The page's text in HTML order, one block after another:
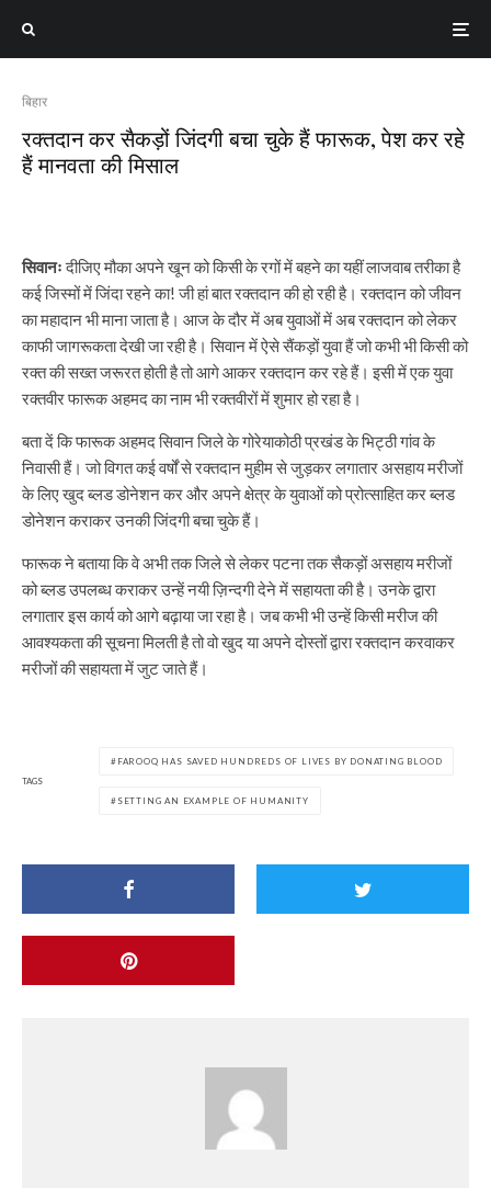
बिहार
रक्तदान कर सैकड़ों जिंदगी बचा चुके हैं फारूक, पेश कर रहे
हैं मानवता की मिसाल
सिवानःदीजिए मौका अपने खून को किसी के रगों में बहने का यहीं लाजवाब तरीका है
कई जिस्मों में जिंदा रहने का! जी हां बात रक्तदान की हो रही है। रक्तदान को जीवन
का महादान भी माना जाता है। आज के दौर में अब युवाओं में अब रक्तदान को लेकर
काफी जागरूकता देखी जा रही है। सिवान में ऐसे सैंकड़ों युवा हैं जो कभी भी किसी को
रक्त की सख्त जरूरत होती है तो आगे आकर रक्तदान कर रहे हैं। इसी में एक युवा
रक्तवीर फारूक अहमद का नाम भी रक्तवीरों में शुमार हो रहा है।
बता दें कि फारूक अहमद सिवान जिले के गोरेयाकोठी प्रखंड के भिट्ठी गांव के
निवासी हैं। जो विगत कई वर्षों से रक्तदान मुहीम से जुड़कर लगातार असहाय मरीजों
के लिए खुद ब्लड डोनेशन कर और अपने क्षेत्र के युवाओं को प्रोत्साहित कर ब्लड
डोनेशन कराकर उनकी जिंदगी बचा चुके हैं।
फारूक ने बताया कि वे अभी तक जिले से लेकर पटना तक सैकड़ों असहाय मरीजों
को ब्लड उपलब्ध कराकर उन्हें नयी ज़िन्दगी देने में सहायता की है। उनके द्वारा
लगातार इस कार्य को आगे बढ़ाया जा रहा है। जब कभी भी उन्हें किसी मरीज की
आवश्यकता की सूचना मिलती है तो वो खुद या अपने दोस्तों द्वारा रक्तदान करवाकर
मरीजों की सहायता में जुट जाते हैं।
TAGS
FAROOQ HAS SAVED HUNDREDS OF LIVES BY DONATING BLOOD
SETTING AN EXAMPLE OF HUMANITY